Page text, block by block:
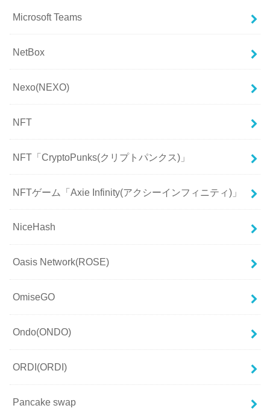
Microsoft Teams
NetBox
Nexo(NEXO)
NFT
NFT「CryptoPunks(クリプトパンクス)」
NFTゲーム「Axie Infinity(アクシーインフィニティ)」
NiceHash
Oasis Network(ROSE)
OmiseGO
Ondo(ONDO)
ORDI(ORDI)
Pancake swap